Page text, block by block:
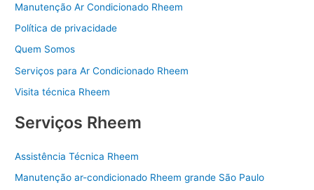
Manutenção Ar Condicionado Rheem
Política de privacidade
Quem Somos
Serviços para Ar Condicionado Rheem
Visita técnica Rheem
Serviços Rheem
Assistência Técnica Rheem
Manutenção ar-condicionado Rheem grande São Paulo